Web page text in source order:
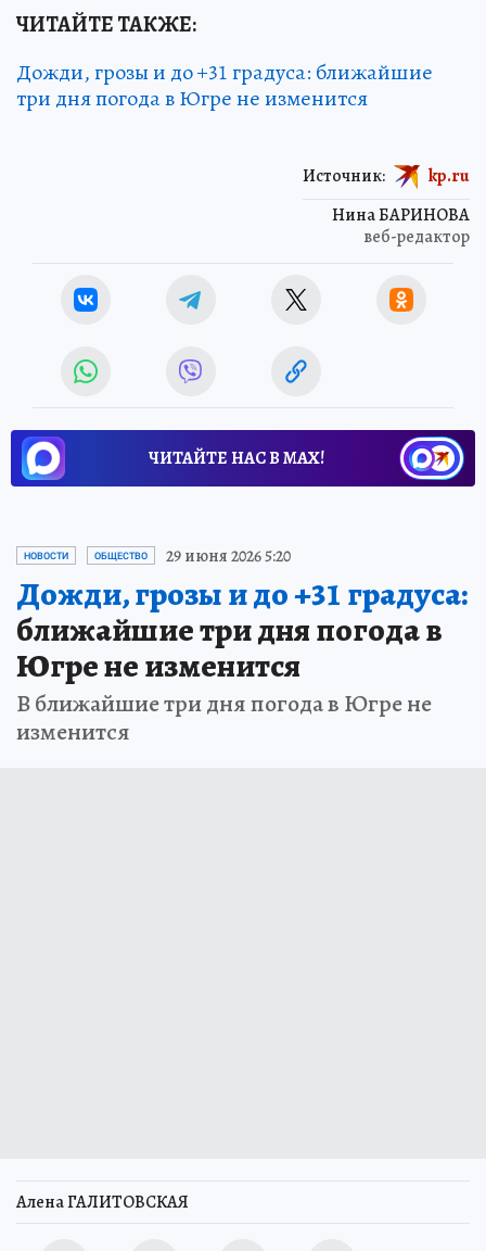
ЧИТАЙТЕ ТАКЖЕ:
Дожди, грозы и до +31 градуса: ближайшие
три дня погода в Югре не изменится
Нина БАРИНОВА
веб-редактор
Источник: kp.ru
ЧИТАЙТЕ НАС В МАХ!
НОВОСТИ ОБЩЕСТВО 29 июня 2026 5:20
Дожди, грозы и до +31 градуса:
ближайшие три дня погода в
Югре не изменится
В ближайшие три дня погода в Югре не
изменится
Алена ГАЛИТОВСКАЯ